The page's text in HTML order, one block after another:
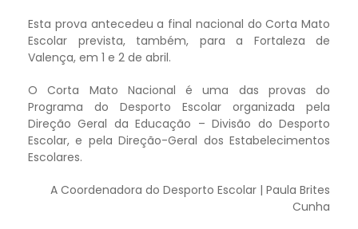
Esta prova antecedeu a final nacional do Corta Mato
Escolar prevista, também, para a Fortaleza de
Valença, em 1 e 2 de abril.
O Corta Mato Nacional é uma das provas do
Programa do Desporto Escolar organizada pela
Direção Geral da Educação – Divisão do Desporto
Escolar, e pela Direção-Geral dos Estabelecimentos
Escolares.
A Coordenadora do Desporto Escolar | Paula Brites
Cunha